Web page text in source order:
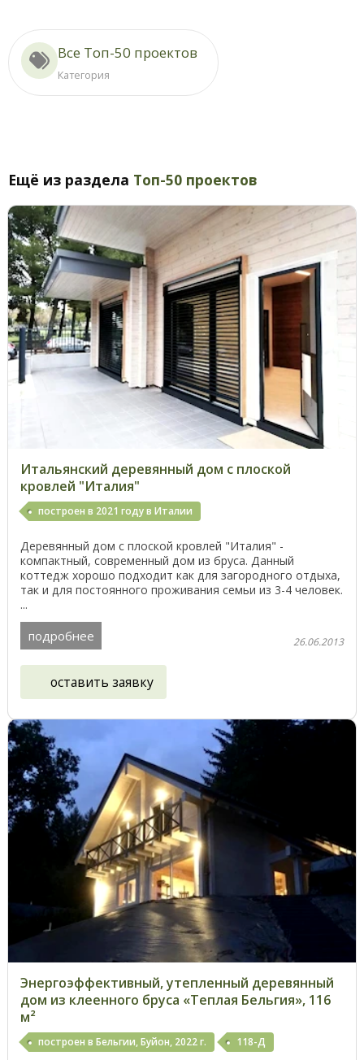
Все Топ-50 проектов
Категория
Ещё из раздела Топ-50 проектов
Итальянский деревянный дом с плоской
кровлей "Италия"
построен в 2021 году в Италии
Деревянный дом с плоской кровлей "Италия" -
компактный, современный дом из бруса. Данный
коттедж хорошо подходит как для загородного отдыха,
так и для постоянного проживания семьи из 3-4 человек.
...
подробнее 26.06.2013
оставить заявку
Энергоэффективный, утепленный деревянный
дом из клеенного бруса «Теплая Бельгия», 116
м²
построен в Бельгии, Буйон, 2022 г. 118-Д